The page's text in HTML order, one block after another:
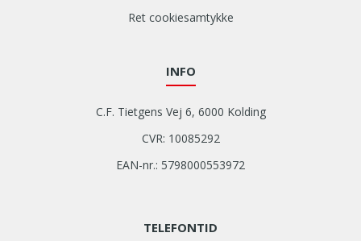
Ret cookiesamtykke
INFO
C.F. Tietgens Vej 6, 6000 Kolding
CVR: 10085292
EAN-nr.: 5798000553972
TELEFONTID